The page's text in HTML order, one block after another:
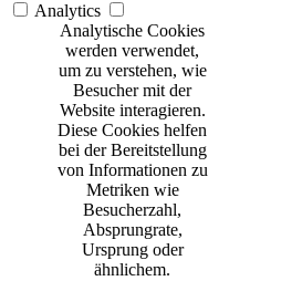
Analytics
Analytische Cookies
werden verwendet,
um zu verstehen, wie
Besucher mit der
Website interagieren.
Diese Cookies helfen
bei der Bereitstellung
von Informationen zu
Metriken wie
Besucherzahl,
Absprungrate,
Ursprung oder
ähnlichem.